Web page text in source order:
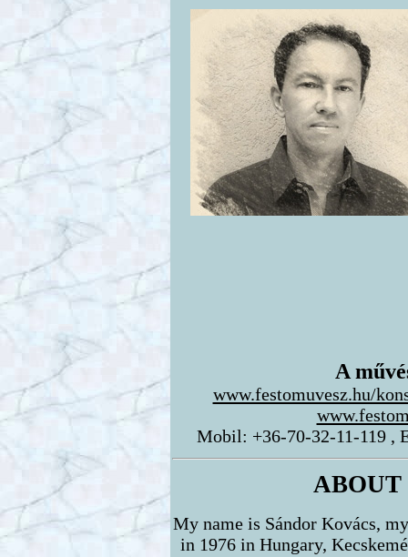
A
www.festomuvesz.hu/
Mobil: +36-70-32-11-119 ,
My name is Sándor Kovács,
in 1976 in Hungary,